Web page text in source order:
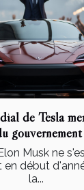
de Tesla
Musk ne
début
la...